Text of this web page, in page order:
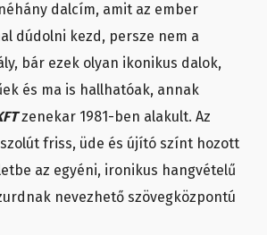
dalcím, amit az ember
dúdolni kezd, persze nem a
bár ezek olyan ikonikus dalok,
és ma is hallhatóak, annak
zenekar 1981-ben alakult. Az
friss, üde és újító színt hozott
az egyéni, ironikus hangvételű
nevezhető szövegközpontú